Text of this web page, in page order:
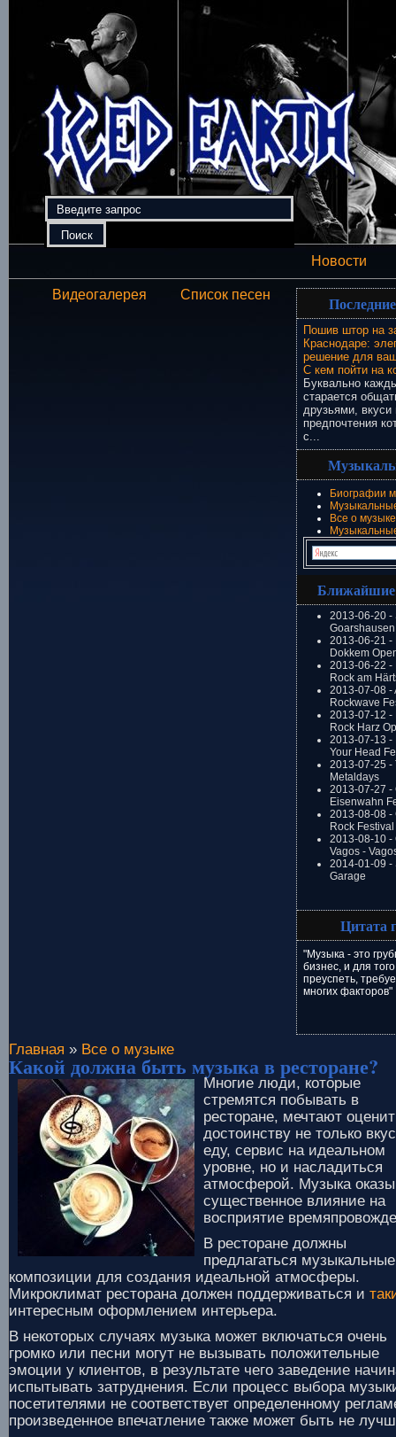
Новости
Видеогалерея Список песен
Пошив штор на
Краснодаре:
решение для
С кем пойти на
Буквально
старается
друзьями, вкуси
предпочтения
с...
Биографии
Все о музыке
2013-06-20 -
2013-06-21 -
Dokkem
2013-06-22 -
Rock am
2013-07-08 -
Rockwave
2013-07-12 -
Rock Harz
2013-07-13 -
Your Head
2013-07-25 -
Metaldays
2013-07-27 -
Eisenwahn
2013-08-08 -
Rock Festival
2013-08-10 -
Vagos -
2014-01-09 -
Garage
Цитата
"Музыка - это
бизнес, и для
преуспеть,
многих факторов"
Главная » Все о музыке
Какой должна быть музыка в ресторане?
Многие люди, которые
стремятся побывать в
ресторане, мечтают
достоинству не только
еду, сервис на идеальном
уровне, но и насладиться
атмосферой. Музыка
существенное влияние на
восприятие
В ресторане должны
предлагаться музыкальные
композиции для создания идеальной атмосферы.
Микроклимат ресторана должен поддерживаться и
интересным оформлением интерьера.
В некоторых случаях музыка может включаться очень
громко или песни могут не вызывать положительные
эмоции у клиентов, в результате чего заведение
испытывать затруднения. Если процесс выбора
посетителями не соответствует определенному
произведенное впечатление также может быть не